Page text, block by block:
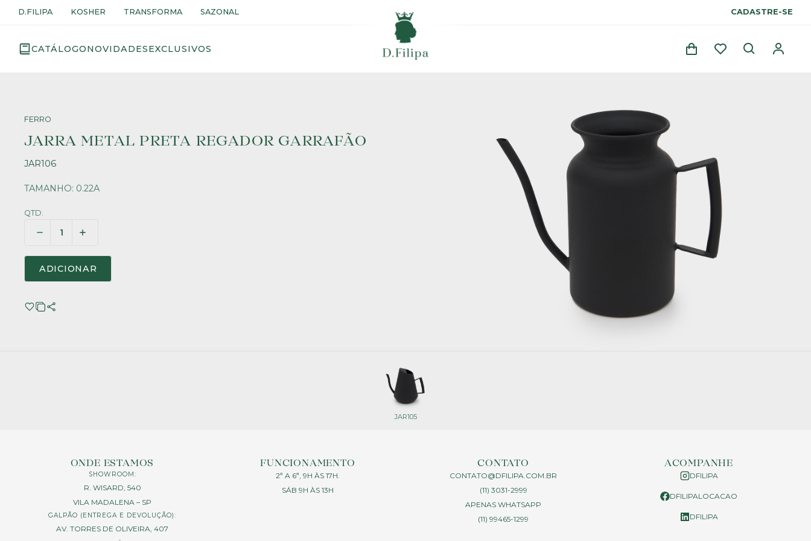
D.FILIPA KOSHER TRANSFORMA SAZONAL CADASTRE-SE
CATÁLOGONOVIDADESEXCLUSIVOS
FERRO
JARRA METAL PRETA REGADOR GARRAFÃO
JAR106
TAMANHO: 0.22A
QTD.
ADICIONAR
JAR105
ONDE ESTAMOS
SHOWROOM:
R. WISARD, 540
VILA MADALENA – SP
GALPÃO (ENTREGA E DEVOLUÇÃO):
AV. TORRES DE OLIVEIRA, 407
FUNCIONAMENTO
2ª A 6ª, 9H ÀS 17H.
SÁB 9H ÀS 13H
CONTATO
CONTATO@DFILIPA.COM.BR
(11) 3031-2999
APENAS WHATSAPP
(11) 99465-1299
ACOMPANHE
DFILIPA
DFILIPALOCACAO
DFILIPA